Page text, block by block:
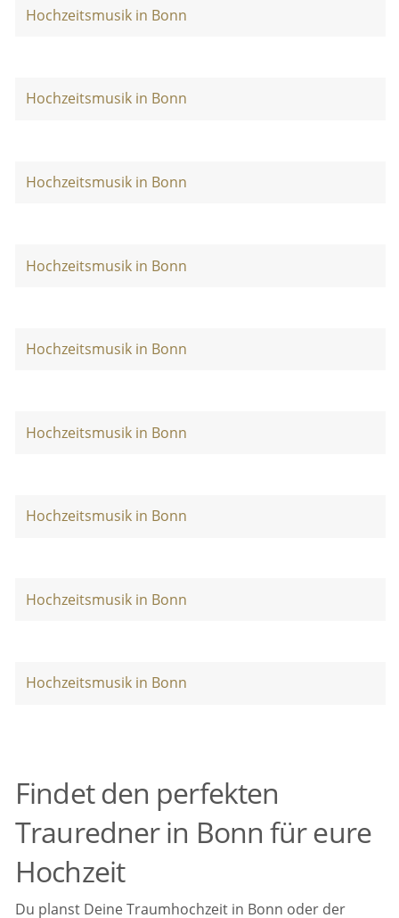
Hochzeitsmusik in Bonn
Hochzeitsmusik in Bonn
Hochzeitsmusik in Bonn
Hochzeitsmusik in Bonn
Hochzeitsmusik in Bonn
Hochzeitsmusik in Bonn
Hochzeitsmusik in Bonn
Hochzeitsmusik in Bonn
Hochzeitsmusik in Bonn
Findet den perfekten
Trauredner in Bonn für eure
Hochzeit
Du planst Deine Traumhochzeit in Bonn oder der